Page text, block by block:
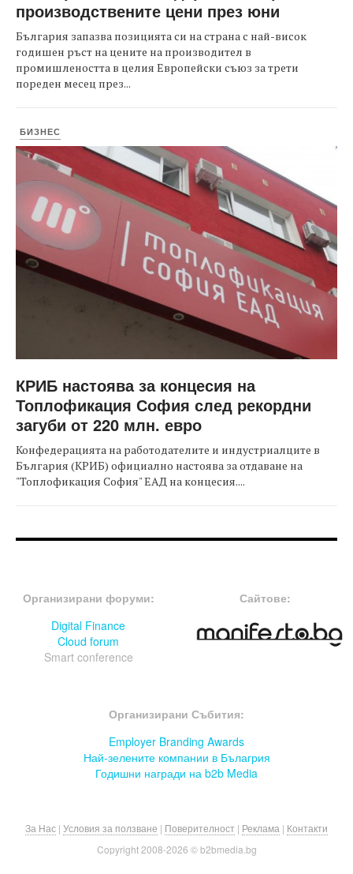
производствените цени през юни
България запазва позицията си на страна с най-висок
годишен ръст на цените на производител в
промишлеността в целия Европейски съюз за трети
пореден месец през...
БИЗНЕС
КРИБ настоява за концесия на
Топлофикация София след рекордни
загуби от 220 млн. евро
Конфедерацията на работодателите и индустриалците в
България (КРИБ) официално настоява за отдаване на
"Топлофикация София" ЕАД на концесия....
Организирани форуми:
Digital Finance
Cloud forum
Smart conference
Сайтове:
Организирани Събития:
Employer Branding Awards
Най-зелените компании в Бълагрия
Годишни награди на b2b Media
За Нас | Условия за ползване | Поверителност | Реклама | Контакти
Copyright 2008-2026 © b2bmedia.bg